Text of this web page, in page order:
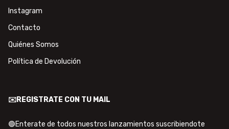
Instagram
Contacto
Quiénes Somos
Política de Devolución
✉️REGISTRATE CON TU MAIL
🟢Enterate de todos nuestros lanzamientos suscribiendote